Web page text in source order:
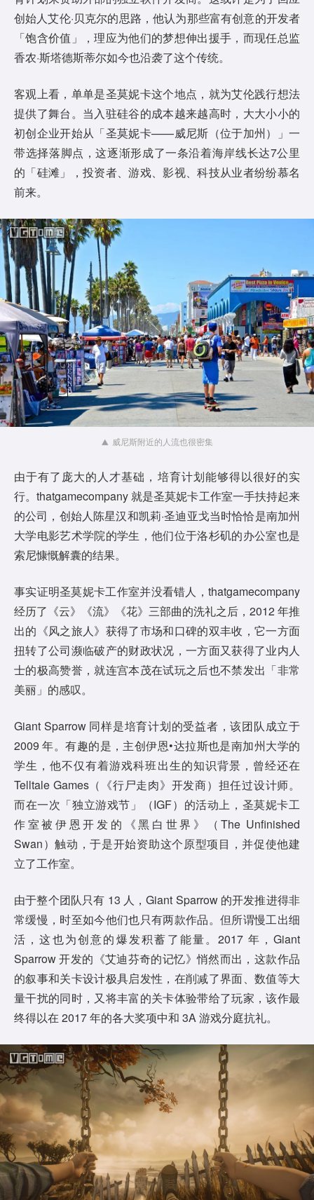
创始人艾伦·贝克尔的思路，他认为那些富有创意的开发者
「饱含价值」，理应为他们的梦想伸出援手，而现任总监
香农·斯塔德斯蒂尔如今也沿袭了这个传统。
客观上看，单单是圣莫妮卡这个地点，就为艾伦践行想法
提供了舞台。当入驻硅谷的成本越来越高时，大大小小的
初创企业开始从「圣莫妮卡——威尼斯（位于加州）」一
带选择落脚点，这逐渐形成了一条沿着海岸线长达7公里
的「硅滩」，投资者、游戏、影视、科技从业者纷纷慕名
前来。
威尼斯附近的人流也很密集
由于有了庞大的人才基础，培育计划能够得以很好的实
行。thatgamecompany 就是圣莫妮卡工作室一手扶持起来
的公司，创始人陈星汉和凯莉·圣迪亚戈当时恰恰是南加州
大学电影艺术学院的学生，他们位于洛杉矶的办公室也是
索尼慷慨解囊的结果。
事实证明圣莫妮卡工作室并没看错人，thatgamecompany
经历了《云》《流》《花》三部曲的洗礼之后，2012 年推
出的《风之旅人》获得了市场和口碑的双丰收，它一方面
扭转了公司濒临破产的财政状况，一方面又获得了业内人
士的极高赞誉，就连宫本茂在试玩之后也不禁发出「非常
美丽」的感叹。
Giant Sparrow 同样是培育计划的受益者，该团队成立于
2009 年。有趣的是，主创伊恩•达拉斯也是南加州大学的
学生，他不仅有着游戏科班出生的知识背景，曾经还在
Telltale Games（《行尸走肉》开发商）担任过设计师。
而在一次「独立游戏节」（IGF）的活动上，圣莫妮卡工
作室被伊恩开发的《黑白世界》（The Unfinished
Swan）触动，于是开始资助这个原型项目，并促使他建
立了工作室。
由于整个团队只有 13 人，Giant Sparrow 的开发推进得非
常缓慢，时至如今他们也只有两款作品。但所谓慢工出细
活，这也为创意的爆发积蓄了能量。2017 年，Giant
Sparrow 开发的《艾迪芬奇的记忆》悄然而出，这款作品
的叙事和关卡设计极具启发性，在削减了界面、数值等大
量干扰的同时，又将丰富的关卡体验带给了玩家，该作最
终得以在 2017 年的各大奖项中和 3A 游戏分庭抗礼。